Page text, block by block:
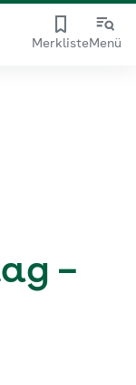
MerklisteMenü
–